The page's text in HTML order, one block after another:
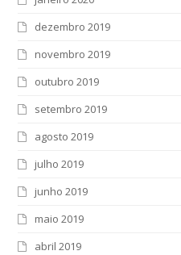
dezembro 2019
novembro 2019
outubro 2019
setembro 2019
agosto 2019
julho 2019
junho 2019
maio 2019
abril 2019